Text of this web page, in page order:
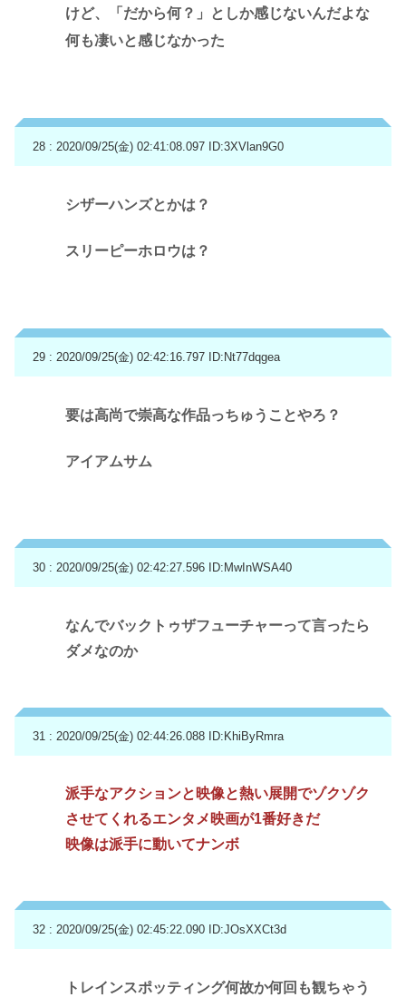
けど、「だから何？」としか感じないんだよな
何も凄いと感じなかった
28 : 2020/09/25(金) 02:41:08.097 ID:3XVlan9G0
シザーハンズとかは？
スリーピーホロウは？
29 : 2020/09/25(金) 02:42:16.797 ID:Nt77dqgea
要は高尚で崇高な作品っちゅうことやろ？
アイアムサム
30 : 2020/09/25(金) 02:42:27.596 ID:MwInWSA40
なんでバックトゥザフューチャーって言ったら
ダメなのか
31 : 2020/09/25(金) 02:44:26.088 ID:KhiByRmra
派手なアクションと映像と熱い展開でゾクゾク
させてくれるエンタメ映画が1番好きだ
映像は派手に動いてナンボ
32 : 2020/09/25(金) 02:45:22.090 ID:JOsXXCt3d
トレインスポッティング何故か何回も観ちゃう